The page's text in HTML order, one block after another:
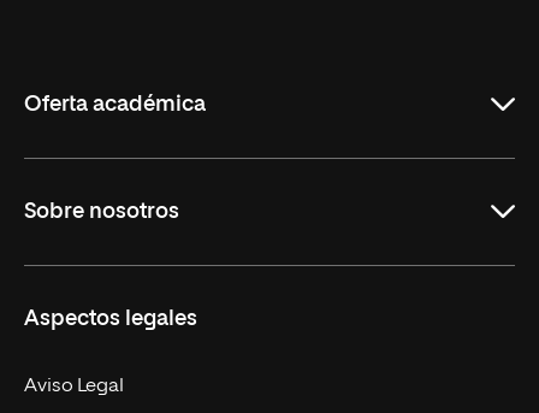
Oferta académica
Másteres Oficiales
Másteres Propios
Doctorados
Experto Universitario
Sobre nosotros
Facultades
Nuestro Equipo
Aspectos legales
Aviso Legal